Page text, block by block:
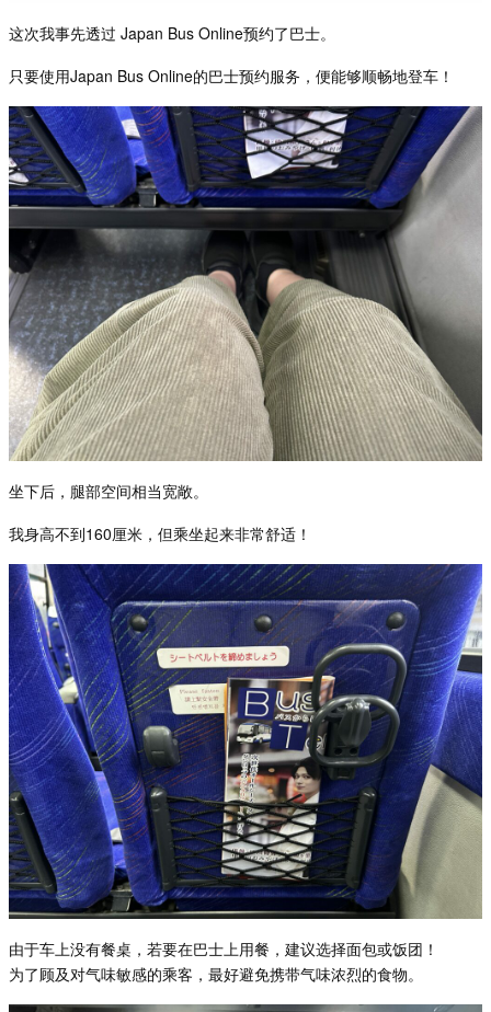
这次我事先透过 Japan Bus Online预约了巴士。
只要使用Japan Bus Online的巴士预约服务，便能够顺畅地登车！
坐下后，腿部空间相当宽敞。
我身高不到160厘米，但乘坐起来非常舒适！
由于车上没有餐桌，若要在巴士上用餐，建议选择面包或饭团！
为了顾及对气味敏感的乘客，最好避免携带气味浓烈的食物。